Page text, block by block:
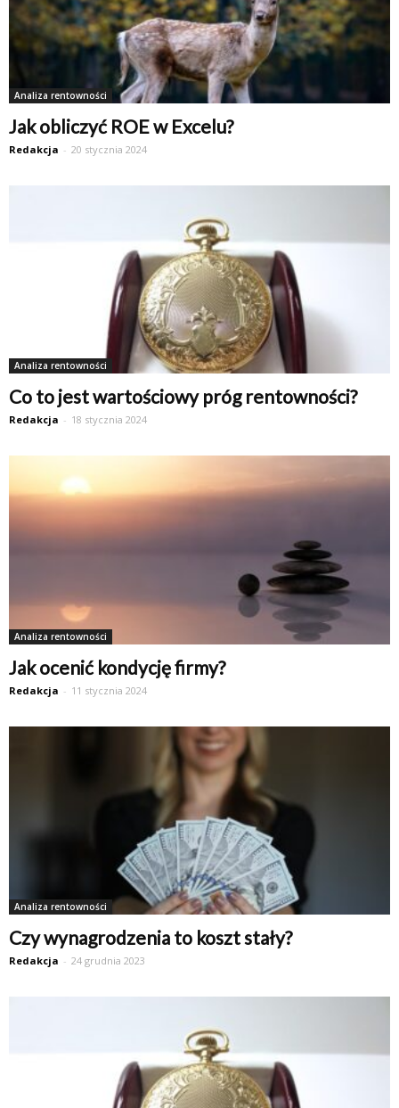
Analiza rentowności
Jak obliczyć ROE w Excelu?
Redakcja - 20 stycznia 2024
Analiza rentowności
Co to jest wartościowy próg rentowności?
Redakcja - 18 stycznia 2024
Analiza rentowności
Jak ocenić kondycję firmy?
Redakcja - 11 stycznia 2024
Analiza rentowności
Czy wynagrodzenia to koszt stały?
Redakcja - 24 grudnia 2023